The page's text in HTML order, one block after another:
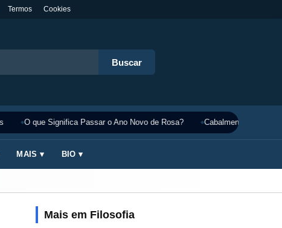
Termos Cookies
Buscar
O que Significa Passar o Ano Novo de Rosa? Cabalmente
MAIS ▾ BIO ▾
Mais em Filosofia